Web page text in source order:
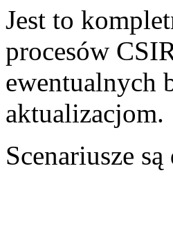
Jest to
procesów
ewentualnych
aktualizacjom.
Scenariusze